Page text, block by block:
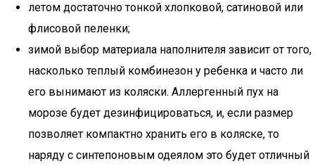
летом достаточно тонкой хлопковой, сатиновой или
флисовой пеленки;
зимой выбор материала наполнителя зависит от того,
насколько теплый комбинезон у ребенка и часто ли
его вынимают из коляски. Аллергенный пух на
морозе будет дезинфицироваться, и, если размер
позволяет компактно хранить его в коляске, то
наряду с синтепоновым одеялом это будет отличный